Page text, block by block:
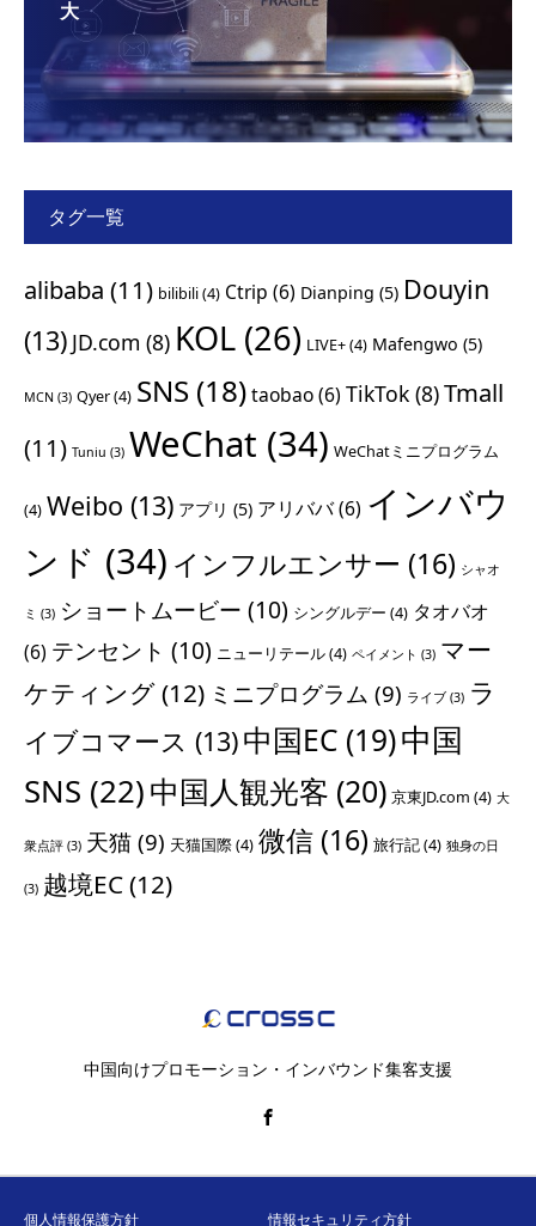
大
タグ一覧
alibaba (11) bilibili(4) Ctrip (6) Dianping (5) Douyin
(13) JD.com (8) KOL (26) LIVE+(4) Mafengwo (5)
MCN (3) Qyer(4) SNS (18)taobao(6) TikTok (8)Tmall
(11) Tuniu (3) WeChat (34) WeChatミニプログラム
(4) Weibo (13) アプリ (5) アリババ(6) インバウ
ンド (34) インフルエンサー (16) シャオ
ミ (3) ショートムービー (10) シングルデー (4) タオバオ
(6) テンセント (10) ニューリテール(4) ペイメント (3) マー
ケティング(12) ミニプログラム (9) ライブ (3) ラ
イブコマース (13)中国EC (19)中国
SNS (22)中国人観光客 (20) 京東JD.com (4) 大
衆点評 (3) 天猫 (9) 天猫国際(4) 微信 (16) 旅行記(4) 独身の日
(3) 越境EC(12)
中国向けプロモーション・インバウンド集客支援
個人情報保護方針 情報セキュリティ方針